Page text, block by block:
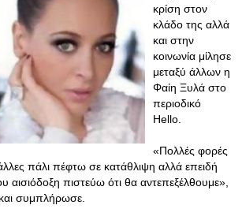
κρίση στον
κλάδο της αλλά
και στην
κοινωνία μίλησε
μεταξύ άλλων η
Φαίη Ξυλά στο
περιοδικό
Hello.
«Πολλές φορές
πάλι πέφτω σε κατάθλιψη αλλά επειδή
αισιόδοξη πιστεύω ότι θα αντεπεξέλθουμε»,
συμπλήρωσε.